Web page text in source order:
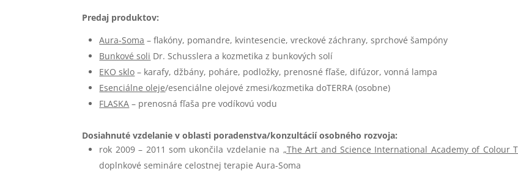
Predaj produktov:
Aura-Soma – flakóny, pomandre, kvintesencie, vreckové záchrany, sprchové šampóny
Bunkové soli Dr. Schusslera a kozmetika z bunkových solí
EKO sklo – karafy, džbány, poháre, podložky, prenosné fľaše, difúzor, vonná lampa
Esenciálne oleje/esenciálne olejové zmesi/kozmetika doTERRA (osobne)
FLASKA – prenosná fľaša pre vodíkovú vodu
Dosiahnuté vzdelanie v oblasti poradenstva/konzultácií osobného rozvoja:
rok 2009 – 2011 som ukončila vzdelanie na „The Art and Science International Academy of Colour
doplnkové semináre celostnej terapie Aura-Soma